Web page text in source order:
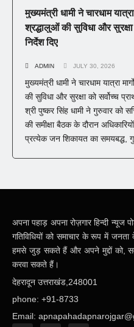
मुख्यमंत्री धामी ने चारधाम
श्रद्धालुओं की सुविधा और
निर्देश दिए
ADMIN JULY 30, 2026
मुख्यमंत्री धामी ने चारधाम यात्रा
की सुविधा और सुरक्षा को सर्वोच्च
श्री पुष्कर सिंह धामी ने गुरुवार को
की समीक्षा बैठक के दौरान
प्रत्येक जन शिकायत का समयबद्ध,
अपना पहाड़ अपना रोज़गार हिन्दी न्यूज
गतिविधियों को समाचार के रूप में
हमसे जुड़ सकते हैं और अपने मुद्दों को,
करवा सकते हैं।
देहरादून उत्तराखंड,248001
phone: +91-8733
Email: